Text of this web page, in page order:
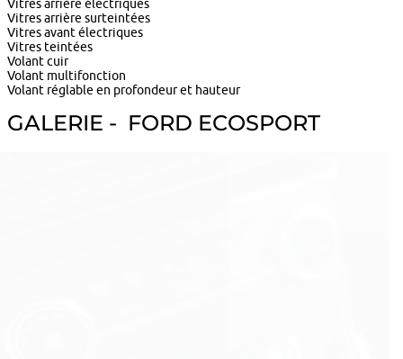
Vitres arrière électriques
Vitres arrière surteintées
Vitres avant électriques
Vitres teintées
Volant cuir
Volant multifonction
Volant réglable en profondeur et hauteur
GALERIE - FORD ECOSPORT